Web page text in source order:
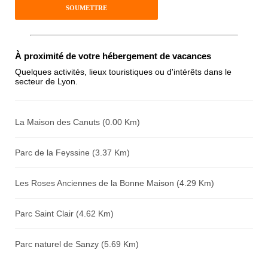
À proximité de votre hébergement de vacances
Quelques activités, lieux touristiques ou d'intérêts dans le
secteur de Lyon.
La Maison des Canuts (0.00 Km)
Parc de la Feyssine (3.37 Km)
Les Roses Anciennes de la Bonne Maison (4.29 Km)
Parc Saint Clair (4.62 Km)
Parc naturel de Sanzy (5.69 Km)